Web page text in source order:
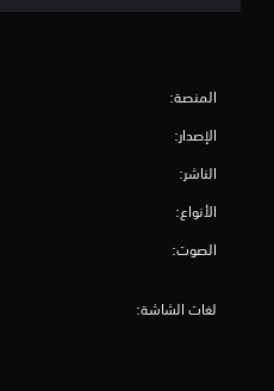
المنصة:
الإصدار:
الناشر:
الأنواع:
الصوت:
لغات الشاشة: